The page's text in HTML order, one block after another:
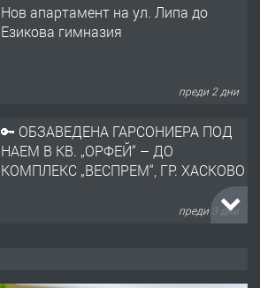
Нов апартамент на ул. Липа до
Езикова гимназия
преди 2 дни
🔑 ОБЗАВЕДЕНА ГАРСОНИЕРА ПОД
НАЕМ В КВ. „ОРФЕЙ“ – ДО
КОМПЛЕКС „ВЕСПРЕМ“, ГР. ХАСКОВО
преди 3 дни